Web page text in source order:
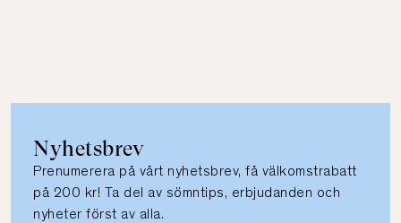
Nyhetsbrev
Prenumerera på vårt nyhetsbrev, få välkomstrabatt
på 200 kr! Ta del av sömntips, erbjudanden och
nyheter först av alla.